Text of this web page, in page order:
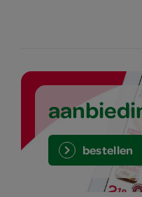
bestellen